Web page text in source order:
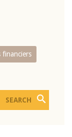
financiers